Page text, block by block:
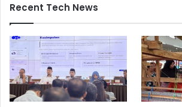
Recent Tech News